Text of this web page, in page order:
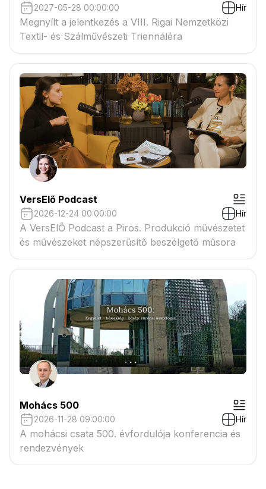
2027-05-28 00:00:00 Hír
Megnyílt a jelentkezés a VIII. Rigai Nemzetközi
Textil- és Szálművészeti Triennáléra
VersElő Podcast
2026-12-24 00:00:00 Hír
A VersElŐ Podcast a Piros. Produkció művészetet
és művészeket népszerűsítő beszélgető műsora
Mohács 500
2026-11-28 09:00:00 Hír
A mohácsi csata 500. évfordulója konferencia és
rendezvények